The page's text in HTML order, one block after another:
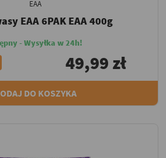
EAA
EAA 6PAK EAA 400g
- Wysyłka w 24h!
49,99 zł
DO KOSZYKA